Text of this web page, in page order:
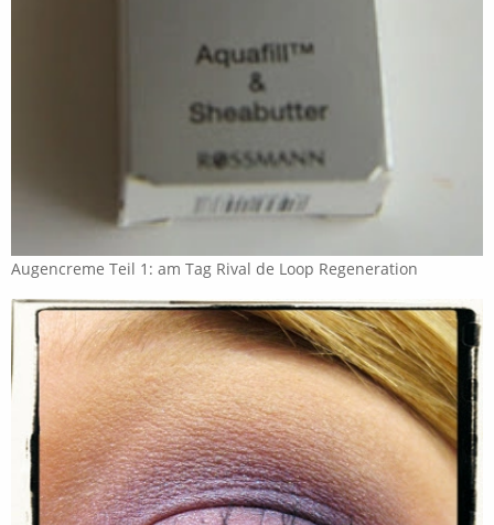
Augencreme Teil 1: am Tag Rival de Loop Regeneration